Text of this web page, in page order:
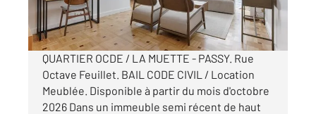
par mois charges comprises
QUARTIER OCDE / LA MUETTE - PASSY. Rue
Octave Feuillet. BAIL CODE CIVIL / Location
Meublée. Disponible à partir du mois d'octobre
2026 Dans un immeuble semi récent de haut